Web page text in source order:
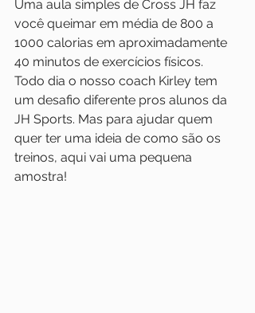
Uma aula simples de Cross JH faz
você queimar em média de 800 a
1000 calorias em aproximadamente
40 minutos de exercícios físicos.
Todo dia o nosso coach Kirley tem
um desafio diferente pros alunos da
JH Sports. Mas para ajudar quem
quer ter uma ideia de como são os
treinos, aqui vai uma pequena
amostra!